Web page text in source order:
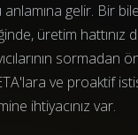
gelir. Bir
üretim hattınız
sormadan
ve proaktif
ihtiyacınız var.